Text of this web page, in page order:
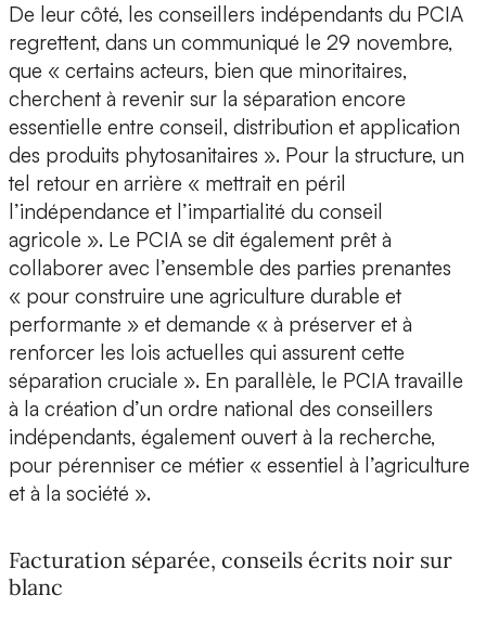
De leur côté, les conseillers indépendants du PCIA
regrettent, dans un communiqué le 29 novembre,
que « certains acteurs, bien que minoritaires,
cherchent à revenir sur la séparation encore
essentielle entre conseil, distribution et application
des produits phytosanitaires ». Pour la structure, un
tel retour en arrière « mettrait en péril
l’indépendance et l’impartialité du conseil
agricole ». Le PCIA se dit également prêt à
collaborer avec l’ensemble des parties prenantes
« pour construire une agriculture durable et
performante » et demande « à préserver et à
renforcer les lois actuelles qui assurent cette
séparation cruciale ». En parallèle, le PCIA travaille
à la création d’un ordre national des conseillers
indépendants, également ouvert à la recherche,
pour pérenniser ce métier « essentiel à l’agriculture
et à la société ».
Facturation séparée, conseils écrits noir sur
blanc